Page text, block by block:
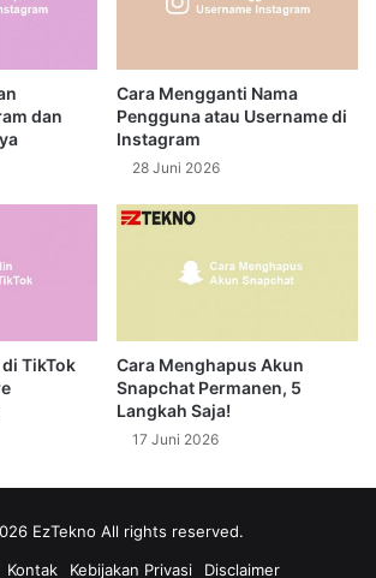
dan
Cara Mengganti Nama
Pengguna atau Username di
Instagram
28 Juni 2026
TikTok
Cara Menghapus Akun
Snapchat Permanen, 5
Langkah Saja!
17 Juni 2026
EzTekno All rights reserved.
Kontak Kebijakan Privasi Disclaimer